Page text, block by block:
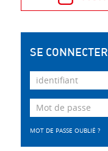
SE CONNECTER
MOT DE PASSE OUBLIÉ ?